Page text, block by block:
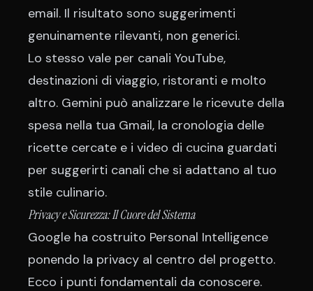
email. Il risultato sono suggerimenti
genuinamente rilevanti, non generici.
Lo stesso vale per canali YouTube,
destinazioni di viaggio, ristoranti e molto
altro. Gemini può analizzare le ricevute della
spesa nella tua Gmail, la cronologia delle
ricette cercate e i video di cucina guardati
per suggerirti canali che si adattano al tuo
stile culinario.
Privacy e Sicurezza: Il Cuore del Sistema
Google ha costruito Personal Intelligence
ponendo la privacy al centro del progetto.
Ecco i punti fondamentali da conoscere.